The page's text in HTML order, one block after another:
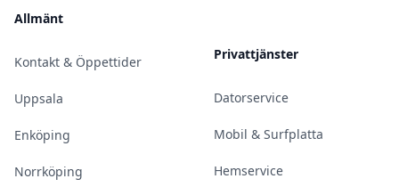
Allmänt
Kontakt & Öppettider
Uppsala
Enköping
Norrköping
Privattjänster
Datorservice
Mobil & Surfplatta
Hemservice